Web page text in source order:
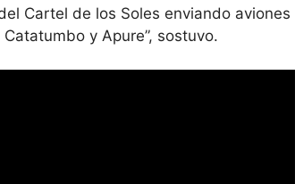
Cartel de los Soles enviando aviones
y Apure”, sostuvo.